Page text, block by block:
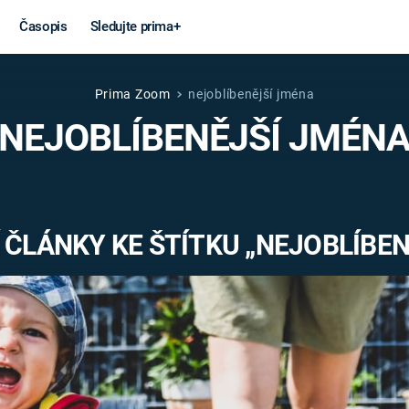
Časopis Sledujte prima+
Věda a
technika
MARS
Války
VÁLEČNÉ
Záhady a
Prima Zoom nejoblíbenější jména
NEJOBLÍBENĚJŠÍ
KE ŠTÍTKU